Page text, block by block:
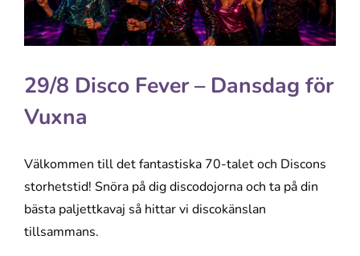
29/8 Disco Fever – Dansdag för
Vuxna
Välkommen till det fantastiska 70-talet och Discons
storhetstid! Snöra på dig discodojorna och ta på din
bästa paljettkavaj så hittar vi discokänslan
tillsammans.